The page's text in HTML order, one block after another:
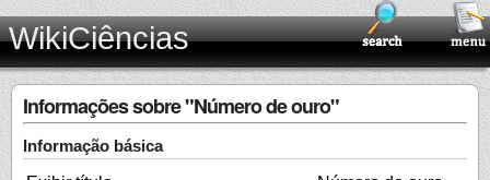
WikiCiências
Informações sobre "Número de ouro"
Informação básica